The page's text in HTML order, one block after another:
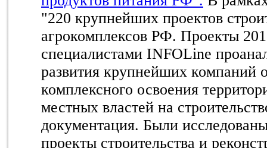
"220 крупнейших проектов
агрокомплексов РФ. Проекты
специалистами INFOLine
развития крупнейших компаний
комплексного освоения
местных властей на
документация. Были
проекты строительства и